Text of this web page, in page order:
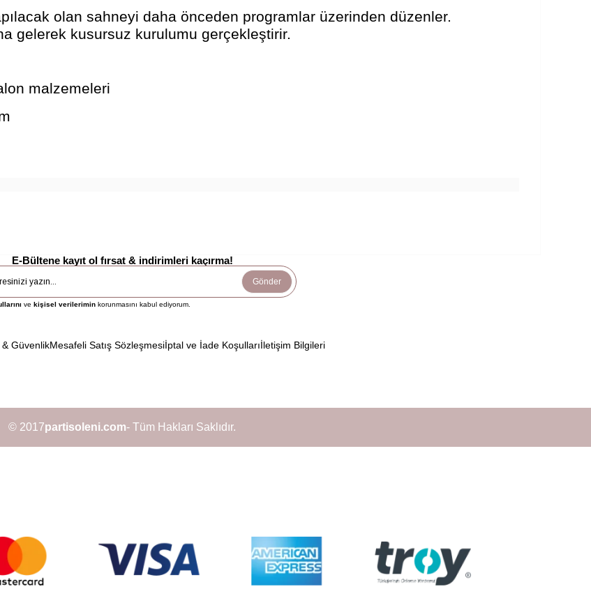
olan sahneyi daha önceden programlar üzerinden düzenler.
gelerek kusursuz kurulumu gerçekleştirir.
malzemeleri
E-Bültene kayıt ol fırsat & indirimleri kaçırma!
Gönder
ve kişisel verilerimin korunmasını kabul ediyorum.
& GüvenlikMesafeli Satış Sözleşmesiİptal ve İade Koşullarıİletişim Bilgileri
© 2017partisoleni.com- Tüm Hakları Saklıdır.